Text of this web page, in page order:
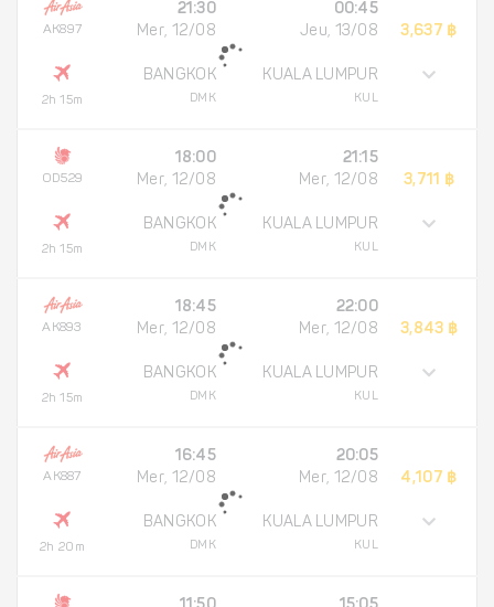
AK897
2h 15m
21:30
Mer, 12/08
BANGKOK
DMK
00:45
Jeu, 13/08
KUALA LUMPUR
KUL
3,637 ฿
OD529
2h 15m
18:00
Mer, 12/08
BANGKOK
DMK
21:15
Mer, 12/08
KUALA LUMPUR
KUL
3,711 ฿
AK893
2h 15m
18:45
Mer, 12/08
BANGKOK
DMK
22:00
Mer, 12/08
KUALA LUMPUR
KUL
3,843 ฿
AK887
2h 20m
16:45
Mer, 12/08
BANGKOK
DMK
20:05
Mer, 12/08
KUALA LUMPUR
KUL
4,107 ฿